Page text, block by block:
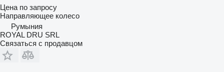
Цена по запросу
Направляющее колесо
Румыния
ROYAL DRU SRL
Связаться с продавцом